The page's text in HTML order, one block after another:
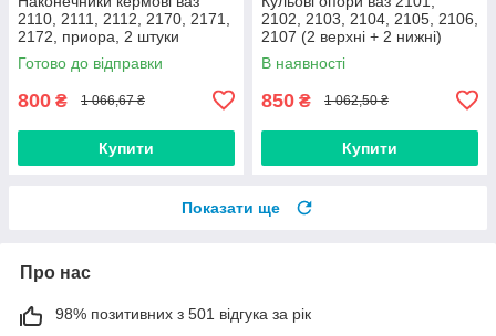
2110, 2111, 2112, 2170, 2171,
2172, приора, 2 штуки
(виробник Finwhale,
Німеччина)
Готово до відправки
800 ₴ 1 066,67 ₴
Купити
2102, 2103, 2104, 2105, 2106,
2107 (2 верхні + 2 нижні)
Дорожня карта, Харків
В наявності
850 ₴ 1 062,50 ₴
Купити
Показати ще
Про нас
98% позитивних з 501 відгука за рік